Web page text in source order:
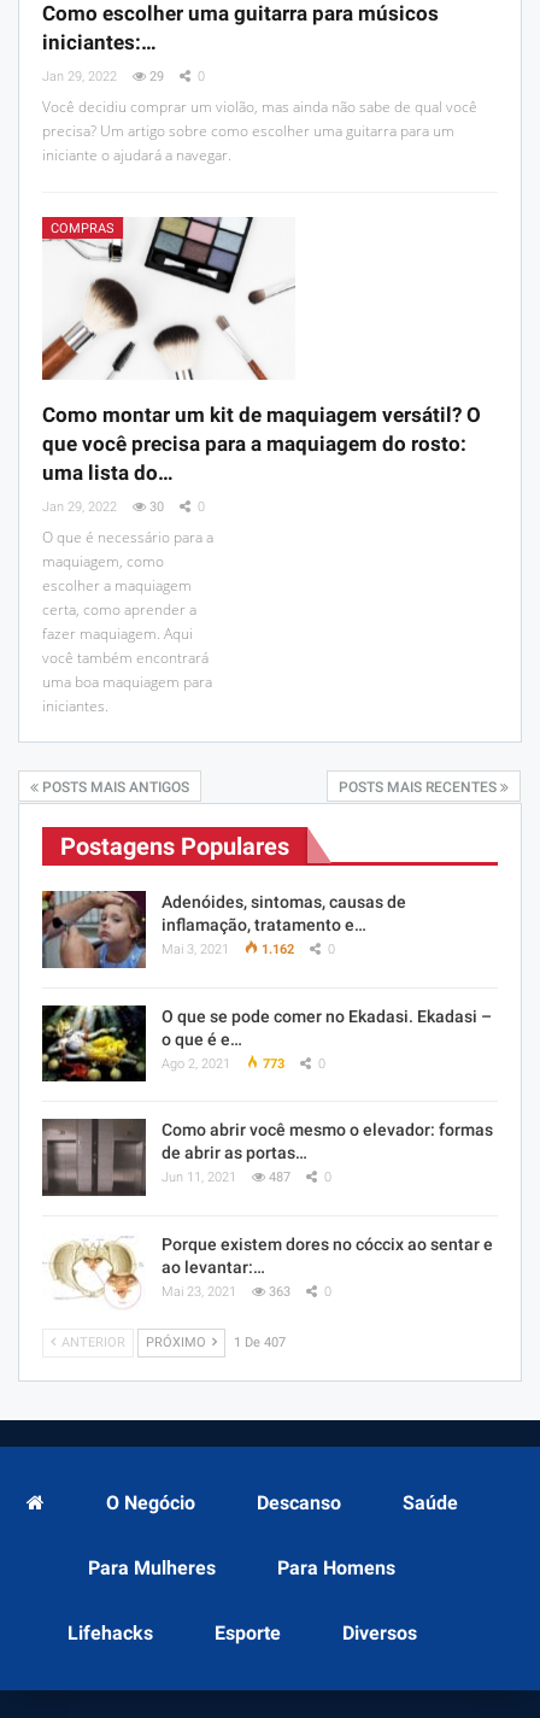
Como escolher uma guitarra para músicos
iniciantes:…
Jan 29, 2022 29 0
Você decidiu comprar um violão, mas ainda não sabe de qual você
precisa? Um artigo sobre como escolher uma guitarra para um
iniciante o ajudará a navegar.
COMPRAS
Como montar um kit de maquiagem versátil? O
que você precisa para a maquiagem do rosto:
uma lista do…
Jan 29, 2022 30 0
O que é necessário para a
maquiagem, como
escolher a maquiagem
certa, como aprender a
fazer maquiagem. Aqui
você também encontrará
uma boa maquiagem para
iniciantes.
POSTS MAIS ANTIGOS POSTS MAIS RECENTES
Postagens Populares
Adenóides, sintomas, causas de
inflamação, tratamento e…
Mai 3, 2021 1.162 0
O que se pode comer no Ekadasi. Ekadasi –
o que é e…
Ago 2, 2021 773 0
Como abrir você mesmo o elevador: formas
de abrir as portas…
Jun 11, 2021 487 0
Porque existem dores no cóccix ao sentar e
ao levantar:…
Mai 23, 2021 363 0
ANTERIOR PRÓXIMO 1 De 407
O Negócio Descanso Saúde
Para Mulheres Para Homens
Lifehacks Esporte Diversos